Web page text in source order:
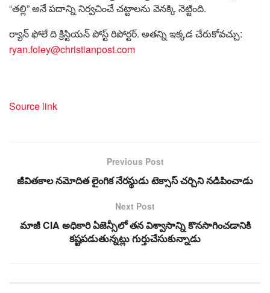
“తల్లి” అనే పదాన్ని నిర్వచించే చట్టాలను వెనక్కి నెట్టింది.
ర్యాన్ ఫోలే ది క్రిస్టియన్ పోస్ట్ రిపోర్టర్. అతన్ని ఇక్కడ చేరుకోవచ్చు:
ryan.foley@christianpost.com
Source link
Previous Post
జీవితకాల నమోదిత లైంగిక నేరస్థుడు టెక్సాస్ చర్చిని నడిపించాడు
Next Post
మాజీ CIA అధికారి ఏజెన్సీలో తన విశ్వాసాన్ని కొనసాగించడానికి
కష్టపడుతున్నట్లు గుర్తుచేసుకున్నాడు